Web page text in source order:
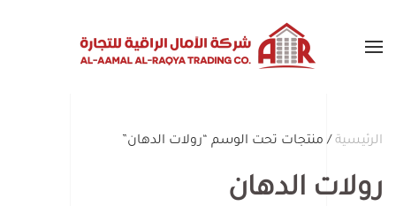
Skip to main content
الرئيسية / منتجات تحت الوسم “رولات الدهان”
رولات الدهان